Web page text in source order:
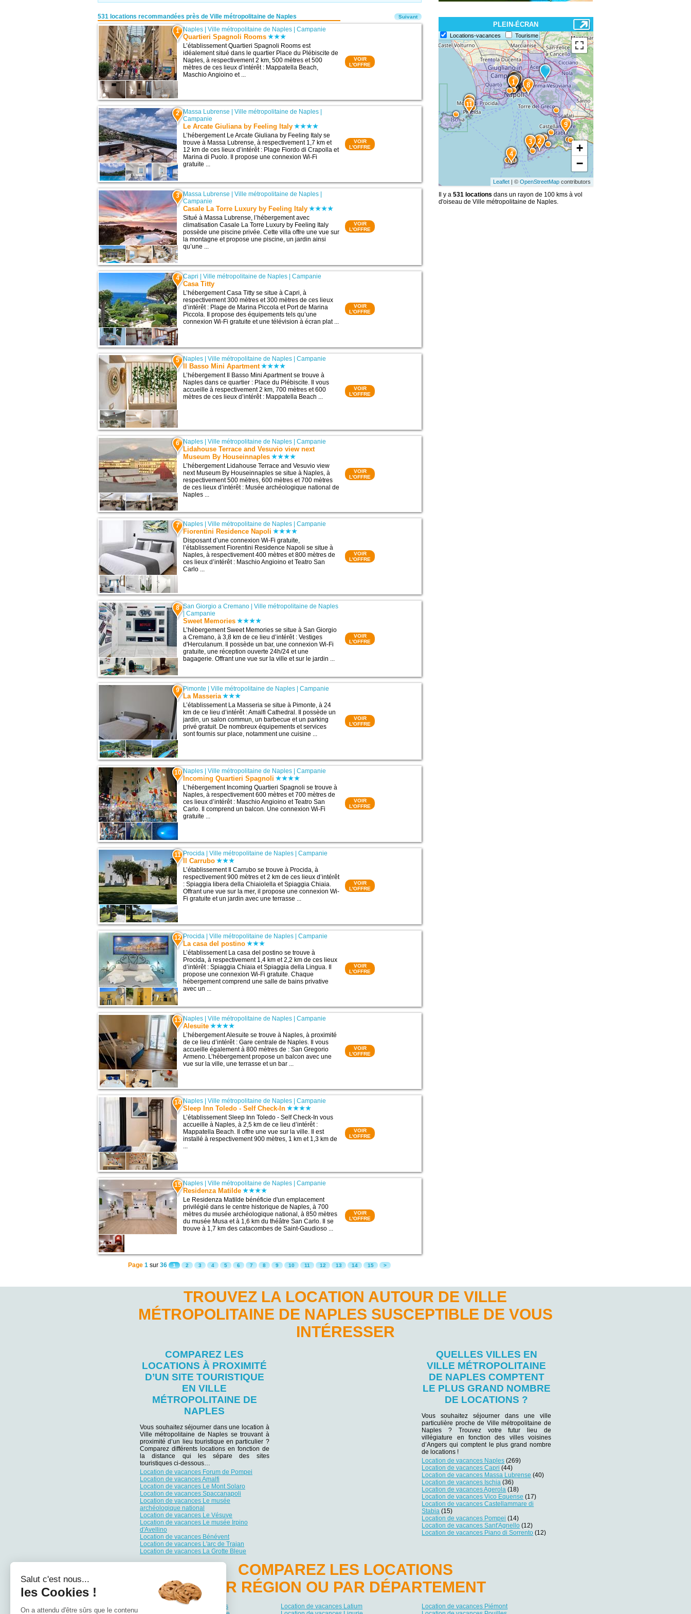
531 locations recommandées près de Ville métropolitaine de Naples
1 Naples |Ville métropolitaine de Naples |Campanie
Quartieri Spagnoli Rooms
L’établissement Quartieri Spagnoli Rooms est
idéalement situé dans le quartier Place du Plébiscite de
Naples, à respectivement 2 km, 500 mètres et 500
mètres de ces lieux d’intérêt : Mappatella Beach,
Maschio Angioino et ...
VOIR
L'OFFRE
2 Massa Lubrense |Ville métropolitaine de Naples |
Campanie
Le Arcate Giuliana by Feeling Italy
L’hébergement Le Arcate Giuliana by Feeling Italy se
trouve à Massa Lubrense, à respectivement 1,7 km et
12 km de ces lieux d’intérêt : Plage Fiordo di Crapolla et
Marina di Puolo. Il propose une connexion Wi-Fi
gratuite ...
VOIR
L'OFFRE
3 Massa Lubrense |Ville métropolitaine de Naples
Campanie
Casale La Torre Luxury by Feeling Italy
Situé à Massa Lubrense, l’hébergement avec
climatisation Casale La Torre Luxury by Feeling Italy
possède une piscine privée. Cette villa offre une vue sur
la montagne et propose une piscine, un jardin ainsi
qu’une ...
VOIR
L'OFFRE
4 Capri |Ville métropolitaine de Naples |Campanie
Casa Titty
L’hébergement Casa Titty se situe à Capri, à
respectivement 300 mètres et 300 mètres de ces lieux
d’intérêt : Plage de Marina Piccola et Port de Marina
Piccola. Il propose des équipements tels qu’une
connexion Wi-Fi gratuite et une télévision à écran plat ...
VOIR
L'OFFRE
5 Naples |Ville métropolitaine de Naples |Campanie
Il Basso Mini Apartment
L’hébergement Il Basso Mini Apartment se trouve à
Naples dans ce quartier : Place du Plébiscite. Il vous
accueille à respectivement 2 km, 700 mètres et 600
mètres de ces lieux d’intérêt : Mappatella Beach ...
VOIR
L'OFFRE
6 Naples |Ville métropolitaine de Naples |Campanie
Lidahouse Terrace and Vesuvio view next
Museum By Houseinnaples
L’hébergement Lidahouse Terrace and Vesuvio view
next Museum By Houseinnaples se situe à Naples, à
respectivement 500 mètres, 600 mètres et 700 mètres
de ces lieux d’intérêt : Musée archéologique national de
Naples ...
VOIR
L'OFFRE
7 Naples |Ville métropolitaine de Naples |Campanie
Fiorentini Residence Napoli
Disposant d’une connexion Wi-Fi gratuite,
l’établissement Fiorentini Residence Napoli se situe à
Naples, à respectivement 400 mètres et 800 mètres de
ces lieux d’intérêt : Maschio Angioino et Teatro San
Carlo ...
VOIR
L'OFFRE
8 San Giorgio a Cremano |Ville métropolitaine de Naples
|Campanie
Sweet Memories
L’hébergement Sweet Memories se situe à San Giorgio
a Cremano, à 3,8 km de ce lieu d’intérêt : Vestiges
d'Herculanum. Il possède un bar, une connexion Wi-Fi
gratuite, une réception ouverte 24h/24 et une
bagagerie. Offrant une vue sur la ville et sur le jardin ...
VOIR
L'OFFRE
9 Pimonte |Ville métropolitaine de Naples |Campanie
La Masseria
L’établissement La Masseria se situe à Pimonte, à 24
km de ce lieu d’intérêt : Amalfi Cathedral. Il possède un
jardin, un salon commun, un barbecue et un parking
privé gratuit. De nombreux équipements et services
sont fournis sur place, notamment une cuisine ...
VOIR
L'OFFRE
10 Naples |Ville métropolitaine de Naples |Campanie
Incoming Quartieri Spagnoli
L’hébergement Incoming Quartieri Spagnoli se trouve à
Naples, à respectivement 600 mètres et 700 mètres de
ces lieux d’intérêt : Maschio Angioino et Teatro San
Carlo. Il comprend un balcon. Une connexion Wi-Fi
gratuite ...
VOIR
L'OFFRE
11 Procida |Ville métropolitaine de Naples |Campanie
Il Carrubo
L’établissement Il Carrubo se trouve à Procida, à
respectivement 900 mètres et 2 km de ces lieux d’intérêt
: Spiaggia libera della Chiaiolella et Spiaggia Chiaia.
Offrant une vue sur la mer, il propose une connexion Wi-
Fi gratuite et un jardin avec une terrasse ...
VOIR
L'OFFRE
12 Procida |Ville métropolitaine de Naples |Campanie
La casa del postino
L’établissement La casa del postino se trouve à
Procida, à respectivement 1,4 km et 2,2 km de ces lieux
d’intérêt : Spiaggia Chiaia et Spiaggia della Lingua. Il
propose une connexion Wi-Fi gratuite. Chaque
hébergement comprend une salle de bains privative
avec un ...
VOIR
L'OFFRE
13 Naples |Ville métropolitaine de Naples |Campanie
Alesuite
L’hébergement Alesuite se trouve à Naples, à proximité
de ce lieu d’intérêt : Gare centrale de Naples. Il vous
accueille également à 800 mètres de : San Gregorio
Armeno. L’hébergement propose un balcon avec une
vue sur la ville, une terrasse et un bar ...
VOIR
L'OFFRE
14 Naples |Ville métropolitaine de Naples |Campanie
Sleep Inn Toledo - Self Check-In
L’établissement Sleep Inn Toledo - Self Check-In vous
accueille à Naples, à 2,5 km de ce lieu d’intérêt :
Mappatella Beach. Il offre une vue sur la ville. Il est
installé à respectivement 900 mètres, 1 km et 1,3 km de
...
VOIR
L'OFFRE
15 Naples |Ville métropolitaine de Naples |Campanie
Residenza Matilde
Le Residenza Matilde bénéficie d'un emplacement
privilégié dans le centre historique de Naples, à 700
mètres du musée archéologique national, à 850 mètres
du musée Musa et à 1,6 km du théâtre San Carlo. Il se
trouve à 1,7 km des catacombes de Saint-Gaudioso ...
VOIR
L'OFFRE
Suivant
Page 1 sur36 1 2 3 4 5 6 7 8 9 10 11 12 13 14 15 >
PLEIN-ÉCRAN
Locations-vacances Tourisme
15
1413
12
11
10
9
8
7
6
5
4
3 2
1
+
−
Leaflet | ©OpenStreetMap contributors
Il y a 531 locations dans un rayon de 100 kms à vol
d'oiseau de Ville métropolitaine de Naples.
TROUVEZ LA LOCATION AUTOUR DE VILLE
MÉTROPOLITAINE DE NAPLES SUSCEPTIBLE DE VOUS
INTÉRESSER
COMPAREZ LES
LOCATIONS À PROXIMITÉ
D’UN SITE TOURISTIQUE
EN VILLE
MÉTROPOLITAINE DE
NAPLES
Vous souhaitez séjourner dans une location à
Ville métropolitaine de Naples se trouvant à
proximité d’un lieu touristique en particulier ?
Comparez différents locations en fonction de
la distance qui les sépare des sites
touristiques ci-dessous…
Location de vacances Forum de Pompei
Location de vacances Amalfi
Location de vacances Le Mont Solaro
Location de vacances Spaccanapoli
Location de vacances Le musée
archéologique national
Location de vacances Le Vésuve
Location de vacances Le musée Irpino
d'Avellino
Location de vacances Bénévent
Location de vacances L'arc de Trajan
Location de vacances La Grotte Bleue
QUELLES VILLES EN
VILLE MÉTROPOLITAINE
DE NAPLES COMPTENT
LE PLUS GRAND NOMBRE
DE LOCATIONS ?
Vous souhaitez séjourner dans une ville
particulière proche de Ville métropolitaine de
Naples ? Trouvez votre futur lieu de
villégiature en fonction des villes voisines
d’Angers qui comptent le plus grand nombre
de locations !
Location de vacances Naples (269)
Location de vacances Capri (44)
Location de vacances Massa Lubrense (40)
Location de vacances Ischia (36)
Location de vacances Agerola (18)
Location de vacances Vico Equense (17)
Location de vacances Castellammare di
Stabia (15)
Location de vacances Pompei (14)
Location de vacances Sant'Agnello (12)
Location de vacances Piano di Sorrento (12)
COMPAREZ LES LOCATIONS
PAR RÉGION OU PAR DÉPARTEMENT
Location de vacances Abruzzes
Location de vacances Latium
Location de vacances Piémont
Salut c'est nous...
les Cookies !
On a attendu d'être sûrs que le contenu